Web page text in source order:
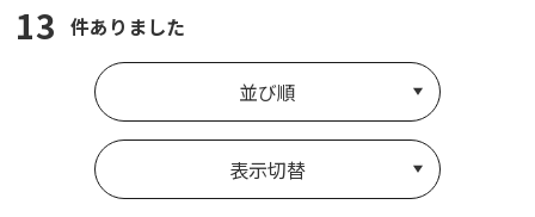
13 件ありました
並び順
表示切替